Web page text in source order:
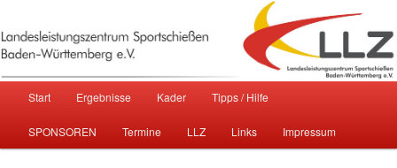
Landesleistungszentrum
Sportschießen Baden-Württemberg
e.V.
Zum primären Inhalt springen
Zum sekundären Inhalt springen
Start Ergebnisse Kader Tipps / Hilfe
SPONSOREN Termine LLZ Links Impressum